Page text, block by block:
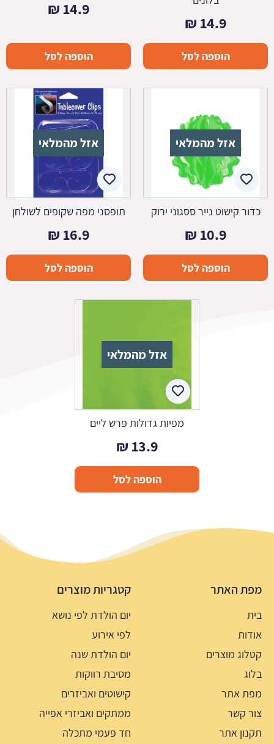
14.9
₪
הוספה לסל
14.9
₪
הוספה לסל
אזל מהמלאי
כדור קישוט נייר ססגוני ירוק
10.9
₪
הוספה לסל
אזל מהמלאי
תופסני מפה שקופים לשולחן
16.9
₪
הוספה לסל
אזל מהמלאי
מפיות גדולות פרש ליים
13.9
₪
הוספה לסל
מפת האתר
בית
אודות
קטלוג מוצרים
בלוג
מפת אתר
צור קשר
תקנון אתר
קטגריות מוצרים
יום הולדת לפי נושא
לפי אירוע
יום הולדת שנה
מסיבת רווקות
קישוטים ואביזרים
ממתקים ואביזרי אפייה
חד פעמי מתכלה